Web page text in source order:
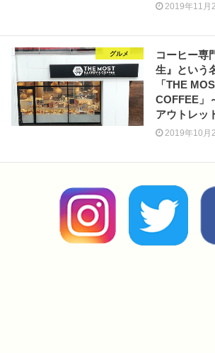
2019年11月
グルメ
コーヒー専
生』という
「THE
COFFEE」
アウトレッ
2019年10月